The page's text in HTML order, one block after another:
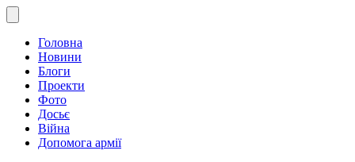
Головна
Новини
Блоги
Проекти
Фото
Досьє
Війна
Допомога армії